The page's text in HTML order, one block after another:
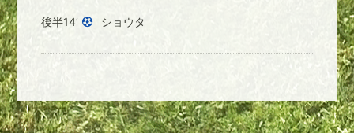
後半14’ ショウタ